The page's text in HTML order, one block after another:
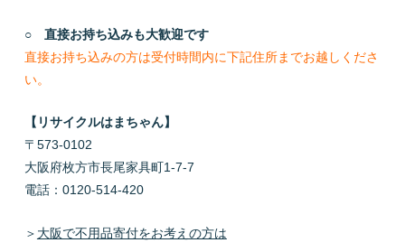
○ 直接お持ち込みも大歓迎です
直接お持ち込みの方は受付時間内に下記住所までお越しくださ
い。
【リサイクルはまちゃん】
〒573-0102
大阪府枚方市長尾家具町1-7-7
電話：0120-514-420
＞ 大阪で不用品寄付をお考えの方は